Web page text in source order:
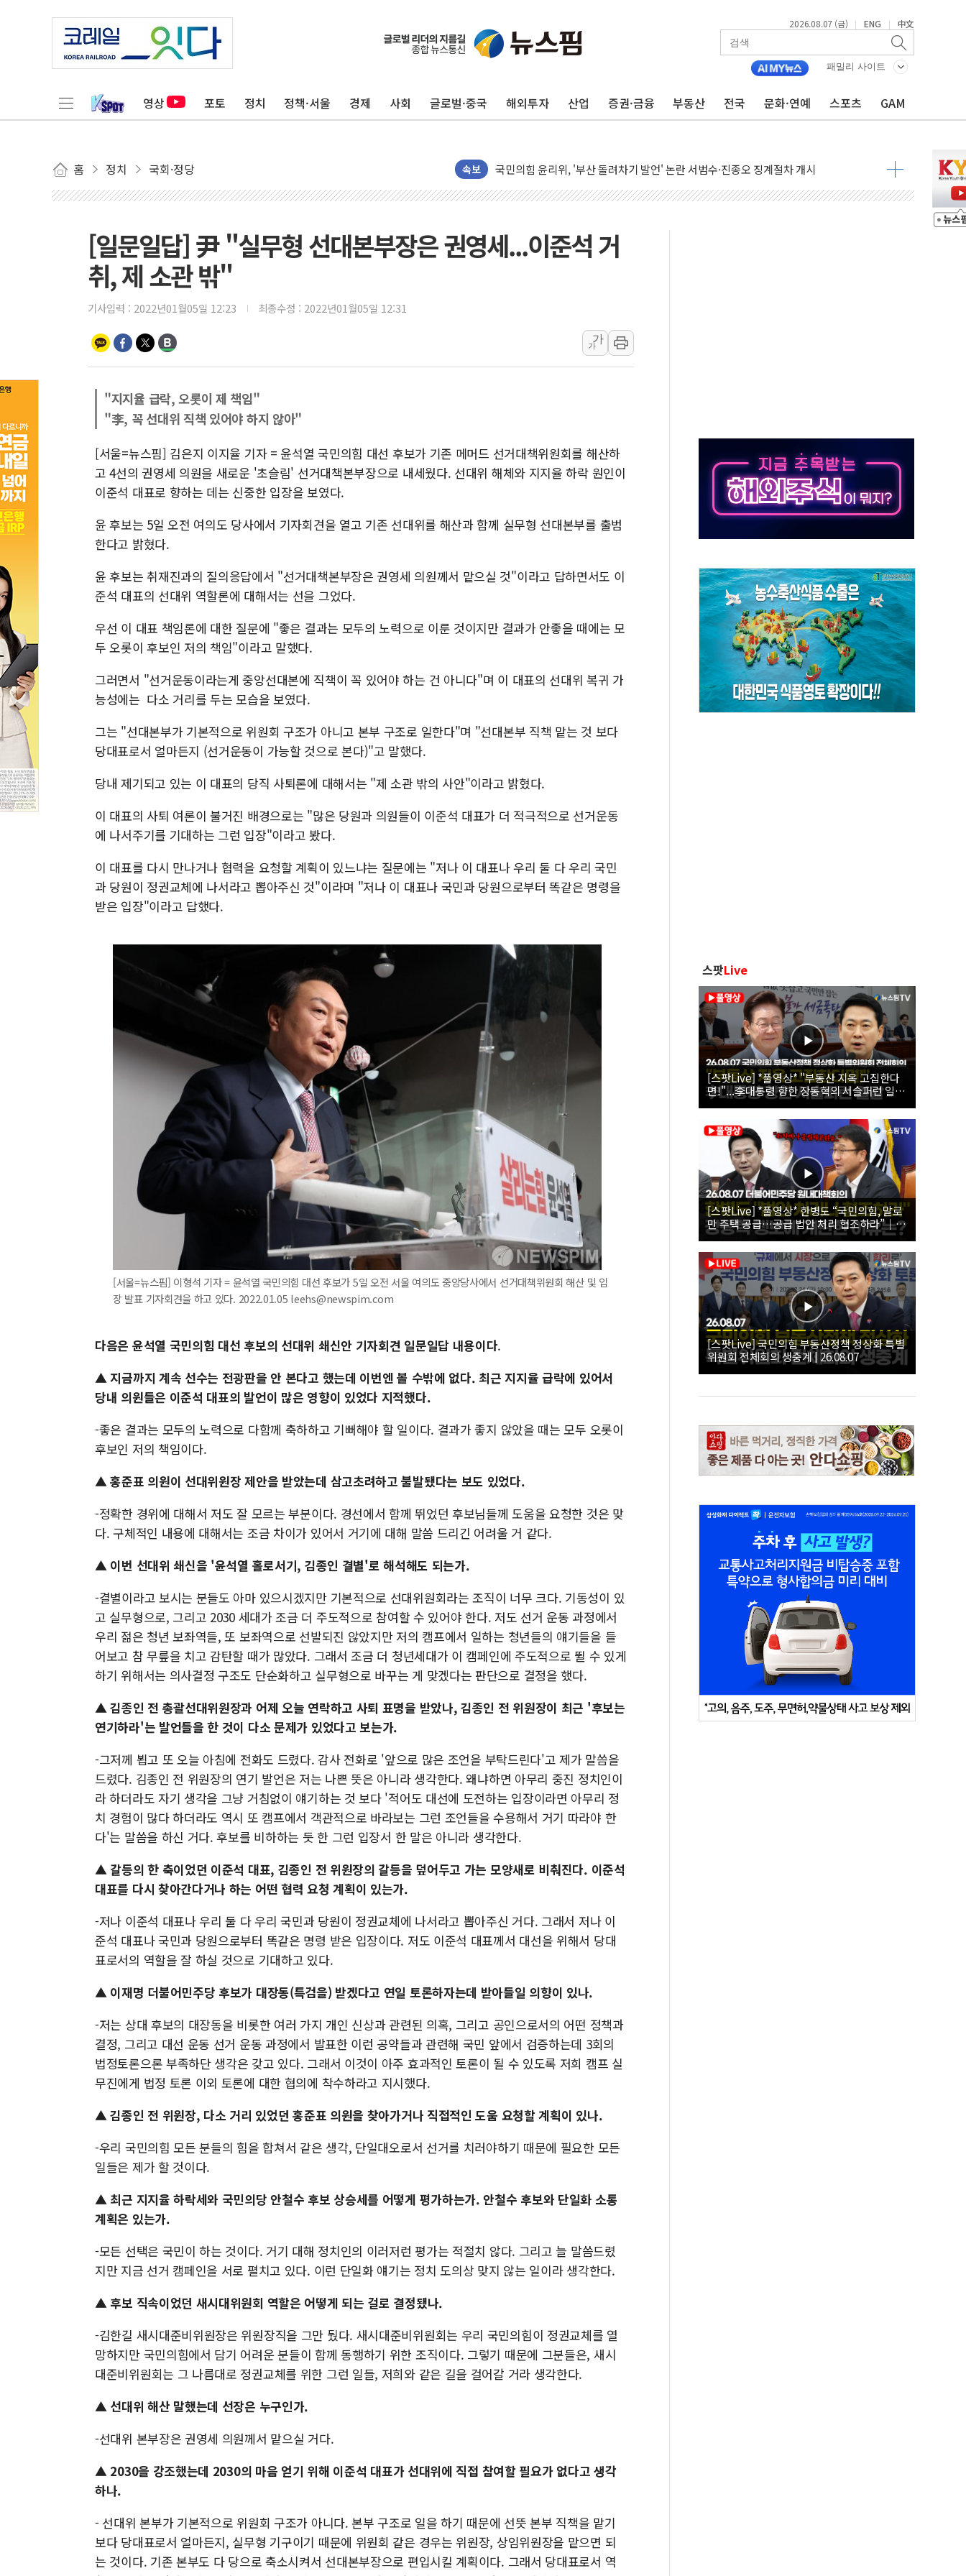
2026.08.07 (금) | ENG | 中文
패밀리 사이트
영상 포토 정치 정책·서울 경제 사회 글로벌·중국 해외투자 산업 증권·금융 부동산 전국 문화·연예 스포츠 GAM
홈 정치 국회·정당 속보
"일부 존치" vs "전면 개발"…서리풀2구역 갈등, 협의 테이블에
수박으로 여름 나는 하마
전남광주 구례 산불 32분 만에 주불 진화...인명피해 없어
[시승기] 공간·승차감 잡은 볼보 EX90…'올 터치'는 호불호
가오픈한 홈플러스
라인게임즈, '콰이어트' 테스트 참가자 3만 명 돌파
에어로케이항공, 청주-중국 청두 노선 운항허가 취득...중국 노선 다변화
KTis, 02-114로 카카오 T 택시 호출 서비스
해군1함대 '창설 80주년' 기념식...지역축제 '불금전파, 송정'과 상생
원주시, 첨단의료복합단지 지정 준비 본격화…'AI 데이터 기반 메디테크 혁신허브' 구상
[일문일답] 尹 "실무형 선대본부장은 권영세...이준석 거
취, 제 소관 밖"
기사입력 : 2022년01월05일 12:23 최종수정 : 2022년01월05일 12:31
가
가
"지지율 급락, 오롯이 제 책임"
"李, 꼭 선대위 직책 있어야 하지 않아"
[서울=뉴스핌] 김은지 이지율 기자 = 윤석열 국민의힘 대선 후보가 기존 메머드 선거대책위원회를 해산하
고 4선의 권영세 의원을 새로운 '초슬림' 선거대책본부장으로 내세웠다. 선대위 해체와 지지율 하락 원인이
이준석 대표로 향하는 데는 신중한 입장을 보였다.
윤 후보는 5일 오전 여의도 당사에서 기자회견을 열고 기존 선대위를 해산과 함께 실무형 선대본부를 출범
한다고 밝혔다.
윤 후보는 취재진과의 질의응답에서 "선거대책본부장은 권영세 의원께서 맡으실 것"이라고 답하면서도 이
준석 대표의 선대위 역할론에 대해서는 선을 그었다.
우선 이 대표 책임론에 대한 질문에 "좋은 결과는 모두의 노력으로 이룬 것이지만 결과가 안좋을 때에는 모
두 오롯이 후보인 저의 책임"이라고 말했다.
그러면서 "선거운동이라는게 중앙선대본에 직책이 꼭 있어야 하는 건 아니다"며 이 대표의 선대위 복귀 가
능성에는 다소 거리를 두는 모습을 보였다.
그는 "선대본부가 기본적으로 위원회 구조가 아니고 본부 구조로 일한다"며 "선대본부 직책 맡는 것 보다
당대표로서 얼마든지 (선거운동이 가능할 것으로 본다)"고 말했다.
당내 제기되고 있는 이 대표의 당직 사퇴론에 대해서는 "제 소관 밖의 사안"이라고 밝혔다.
이 대표의 사퇴 여론이 불거진 배경으로는 "많은 당원과 의원들이 이준석 대표가 더 적극적으로 선거운동
에 나서주기를 기대하는 그런 입장"이라고 봤다.
이 대표를 다시 만나거나 협력을 요청할 계획이 있느냐는 질문에는 "저나 이 대표나 우리 둘 다 우리 국민
과 당원이 정권교체에 나서라고 뽑아주신 것"이라며 "저나 이 대표나 국민과 당원으로부터 똑같은 명령을
받은 입장"이라고 답했다.
[서울=뉴스핌] 이형석 기자 = 윤석열 국민의힘 대선 후보가 5일 오전 서울 여의도 중앙당사에서 선거대책위원회 해산 및 입
장 발표 기자회견을 하고 있다. 2022.01.05 leehs@newspim.com
다음은 윤석열 국민의힘 대선 후보의 선대위 쇄신안 기자회견 일문일답 내용이다.
▲ 지금까지 계속 선수는 전광판을 안 본다고 했는데 이번엔 볼 수밖에 없다. 최근 지지율 급락에 있어서
당내 의원들은 이준석 대표의 발언이 많은 영향이 있었다 지적했다.
-좋은 결과는 모두의 노력으로 다함께 축하하고 기뻐해야 할 일이다. 결과가 좋지 않았을 때는 모두 오롯이
후보인 저의 책임이다.
▲ 홍준표 의원이 선대위원장 제안을 받았는데 삼고초려하고 불발됐다는 보도 있었다.
-정확한 경위에 대해서 저도 잘 모르는 부분이다. 경선에서 함께 뛰었던 후보님들께 도움을 요청한 것은 맞
다. 구체적인 내용에 대해서는 조금 차이가 있어서 거기에 대해 말씀 드리긴 어려울 거 같다.
▲ 이번 선대위 쇄신을 '윤석열 홀로서기, 김종인 결별'로 해석해도 되는가.
-결별이라고 보시는 분들도 아마 있으시겠지만 기본적으로 선대위원회라는 조직이 너무 크다. 기동성이 있
고 실무형으로, 그리고 2030 세대가 조금 더 주도적으로 참여할 수 있어야 한다. 저도 선거 운동 과정에서
우리 젊은 청년 보좌역들, 또 보좌역으로 선발되진 않았지만 저의 캠프에서 일하는 청년들의 얘기들을 들
어보고 참 무릎을 치고 감탄할 때가 많았다. 그래서 조금 더 청년세대가 이 캠페인에 주도적으로 뛸 수 있게
하기 위해서는 의사결정 구조도 단순화하고 실무형으로 바꾸는 게 맞겠다는 판단으로 결정을 했다.
▲ 김종인 전 총괄선대위원장과 어제 오늘 연락하고 사퇴 표명을 받았나, 김종인 전 위원장이 최근 '후보는
연기하라'는 발언들을 한 것이 다소 문제가 있었다고 보는가.
-그저께 뵙고 또 오늘 아침에 전화도 드렸다. 감사 전화로 '앞으로 많은 조언을 부탁드린다'고 제가 말씀을
드렸다. 김종인 전 위원장의 연기 발언은 저는 나쁜 뜻은 아니라 생각한다. 왜냐하면 아무리 중진 정치인이
라 하더라도 자기 생각을 그냥 거침없이 얘기하는 것 보다 '적어도 대선에 도전하는 입장이라면 아무리 정
치 경험이 많다 하더라도 역시 또 캠프에서 객관적으로 바라보는 그런 조언들을 수용해서 거기 따라야 한
다'는 말씀을 하신 거다. 후보를 비하하는 듯 한 그런 입장서 한 말은 아니라 생각한다.
▲ 갈등의 한 축이었던 이준석 대표, 김종인 전 위원장의 갈등을 덮어두고 가는 모양새로 비춰진다. 이준석
대표를 다시 찾아간다거나 하는 어떤 협력 요청 계획이 있는가.
-저나 이준석 대표나 우리 둘 다 우리 국민과 당원이 정권교체에 나서라고 뽑아주신 거다. 그래서 저나 이
준석 대표나 국민과 당원으로부터 똑같은 명령 받은 입장이다. 저도 이준석 대표께서 대선을 위해서 당대
표로서의 역할을 잘 하실 것으로 기대하고 있다.
▲ 이재명 더불어민주당 후보가 대장동(특검을) 받겠다고 연일 토론하자는데 받아들일 의향이 있나.
-저는 상대 후보의 대장동을 비롯한 여러 가지 개인 신상과 관련된 의혹, 그리고 공인으로서의 어떤 정책과
결정, 그리고 대선 운동 선거 운동 과정에서 발표한 이런 공약들과 관련해 국민 앞에서 검증하는데 3회의
법정토론으론 부족하단 생각은 갖고 있다. 그래서 이것이 아주 효과적인 토론이 될 수 있도록 저희 캠프 실
무진에게 법정 토론 이외 토론에 대한 협의에 착수하라고 지시했다.
▲ 김종인 전 위원장, 다소 거리 있었던 홍준표 의원을 찾아가거나 직접적인 도움 요청할 계획이 있나.
-우리 국민의힘 모든 분들의 힘을 합쳐서 같은 생각, 단일대오로서 선거를 치러야하기 때문에 필요한 모든
일들은 제가 할 것이다.
▲ 최근 지지율 하락세와 국민의당 안철수 후보 상승세를 어떻게 평가하는가. 안철수 후보와 단일화 소통
계획은 있는가.
-모든 선택은 국민이 하는 것이다. 거기 대해 정치인의 이러저런 평가는 적절치 않다. 그리고 늘 말씀드렸
지만 지금 선거 캠페인을 서로 펼치고 있다. 이런 단일화 얘기는 정치 도의상 맞지 않는 일이라 생각한다.
▲ 후보 직속이었던 새시대위원회 역할은 어떻게 되는 걸로 결정됐나.
-김한길 새시대준비위원장은 위원장직을 그만 뒀다. 새시대준비위원회는 우리 국민의힘이 정권교체를 열
망하지만 국민의힘에서 담기 어려운 분들이 함께 동행하기 위한 조직이다. 그렇기 때문에 그분들은, 새시
대준비위원회는 그 나름대로 정권교체를 위한 그런 일들, 저희와 같은 길을 걸어갈 거라 생각한다.
▲ 선대위 해산 말했는데 선장은 누구인가.
-선대위 본부장은 권영세 의원께서 맡으실 거다.
▲ 2030을 강조했는데 2030의 마음 얻기 위해 이준석 대표가 선대위에 직접 참여할 필요가 없다고 생각
하나.
- 선대위 본부가 기본적으로 위원회 구조가 아니다. 본부 구조로 일을 하기 때문에 선뜻 본부 직책을 맡기
보다 당대표로서 얼마든지, 실무형 기구이기 때문에 위원회 같은 경우는 위원장, 상임위원장을 맡으면 되
는 것이다. 기존 본부도 다 당으로 축소시켜서 선대본부장으로 편입시킬 계획이다. 그래서 당대표로서 역
스팟Live
[스팟Live] *풀영상* "부동산 지옥 고집한다
면!"...李대통령 향한 장동혁의 서슬퍼런 일갈
| 26.08.07 국민의힘 부동산정책 정상화 특별
위원회 전체회의
[스팟Live] *풀영상* 한병도 “국민의힘, 말로
만 주택 공급…공급 법안 처리 협조하라”｜
26.08.07 더불어민주당 원내대책회의
[스팟Live] 국민의힘 부동산정책 정상화 특별
위원회 전체회의 생중계 | 26.08.07